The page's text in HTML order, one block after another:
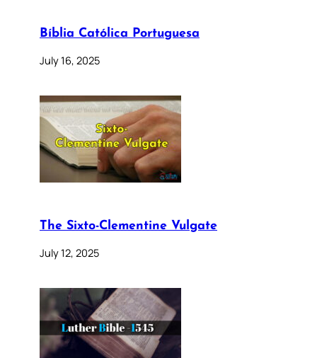
Bíblia Católica Portuguesa
July 16, 2025
The Sixto-Clementine Vulgate
July 12, 2025